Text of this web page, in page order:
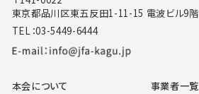
東京都品川区東五反田1-11-15 電波ビル9階
TEL：03-5449-6444
本会について
事業者一覧